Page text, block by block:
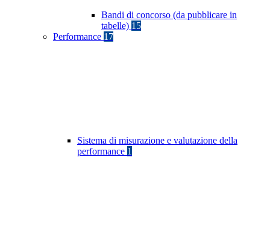
Bandi di concorso (da pubblicare in
tabelle) 15
Performance 17
Sistema di misurazione e valutazione della
performance 1